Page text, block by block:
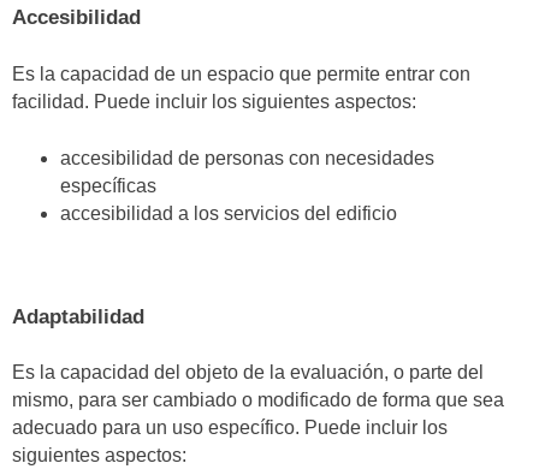
Accesibilidad
Es la capacidad de un espacio que permite entrar con
facilidad. Puede incluir los siguientes aspectos:
accesibilidad de personas con necesidades
específicas
accesibilidad a los servicios del edificio
Adaptabilidad
Es la capacidad del objeto de la evaluación, o parte del
mismo, para ser cambiado o modificado de forma que sea
adecuado para un uso específico. Puede incluir los
siguientes aspectos: